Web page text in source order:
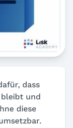
dass
und
diese